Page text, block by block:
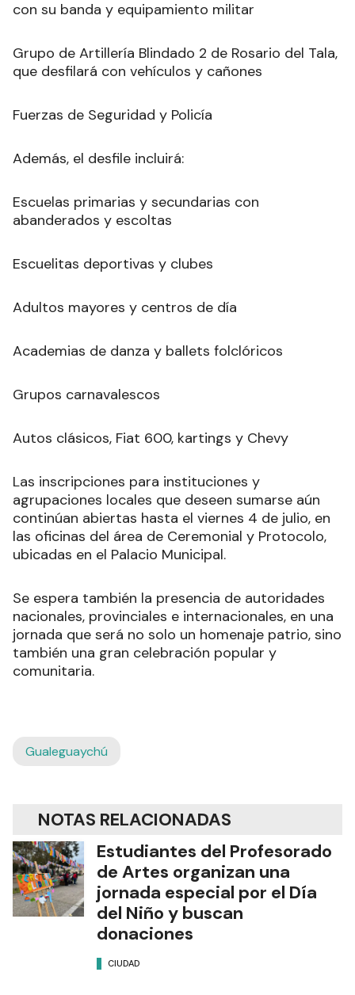
con su banda y equipamiento militar
Grupo de Artillería Blindado 2 de Rosario del Tala,
que desfilará con vehículos y cañones
Fuerzas de Seguridad y Policía
Además, el desfile incluirá:
Escuelas primarias y secundarias con
abanderados y escoltas
Escuelitas deportivas y clubes
Adultos mayores y centros de día
Academias de danza y ballets folclóricos
Grupos carnavalescos
Autos clásicos, Fiat 600, kartings y Chevy
Las inscripciones para instituciones y
agrupaciones locales que deseen sumarse aún
continúan abiertas hasta el viernes 4 de julio, en
las oficinas del área de Ceremonial y Protocolo,
ubicadas en el Palacio Municipal.
Se espera también la presencia de autoridades
nacionales, provinciales e internacionales, en una
jornada que será no solo un homenaje patrio, sino
también una gran celebración popular y
comunitaria.
Gualeguaychú
NOTAS RELACIONADAS
Estudiantes del Profesorado
de Artes organizan una
jornada especial por el Día
del Niño y buscan
donaciones
CIUDAD